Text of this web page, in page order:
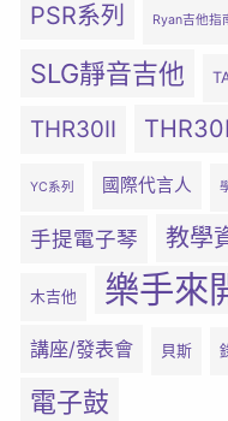
PSR系列 Ryan吉他指
SLG靜音吉他
THR30II
YC系列 國際代言人
手提電子琴 教學
木吉他 樂手來
講座/發表會 貝斯
電子鼓